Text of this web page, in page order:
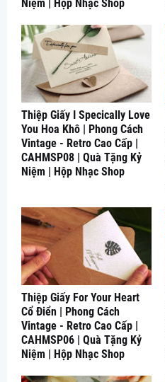
Niệm | Hộp Nhạc Shop
Thiệp Giấy I Specically Love
You Hoa Khô | Phong Cách
Vintage - Retro Cao Cấp |
CAHMSP08 | Quà Tặng Kỷ
Niệm | Hộp Nhạc Shop
Thiệp Giấy For Your Heart
Cổ Điển | Phong Cách
Vintage - Retro Cao Cấp |
CAHMSP06 | Quà Tặng Kỷ
Niệm | Hộp Nhạc Shop